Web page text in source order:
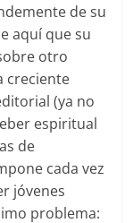
de su
aquí que su
otro
creciente
(ya no
espiritual
de
cada vez
jóvenes
problema: